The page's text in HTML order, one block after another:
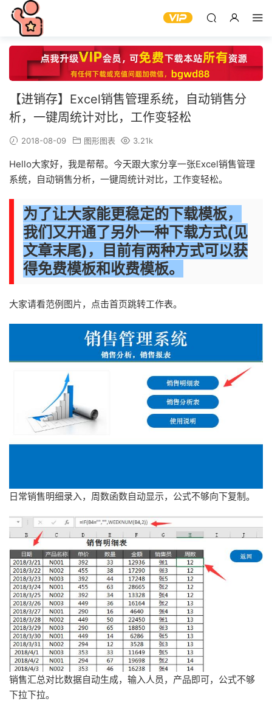
【进销存】Excel销售管理系统，自动销售分
析，一键周统计对比，工作变轻松
2018-08-09 图形图表 3.21k
Hello大家好，我是帮帮。今天跟大家分享一张Excel销售管理
系统，自动销售分析，一键周统计对比，工作变轻松。
为了让大家能更稳定的下载模板，
我们又开通了另外一种下载方式(见
文章末尾)，目前有两种方式可以获
得免费模板和收费模板。
大家请看范例图片，点击首页跳转工作表。
日常销售明细录入，周数函数自动显示，公式不够向下复制。
销售汇总对比数据自动生成，输入人员，产品即可，公式不够
下拉下拉。